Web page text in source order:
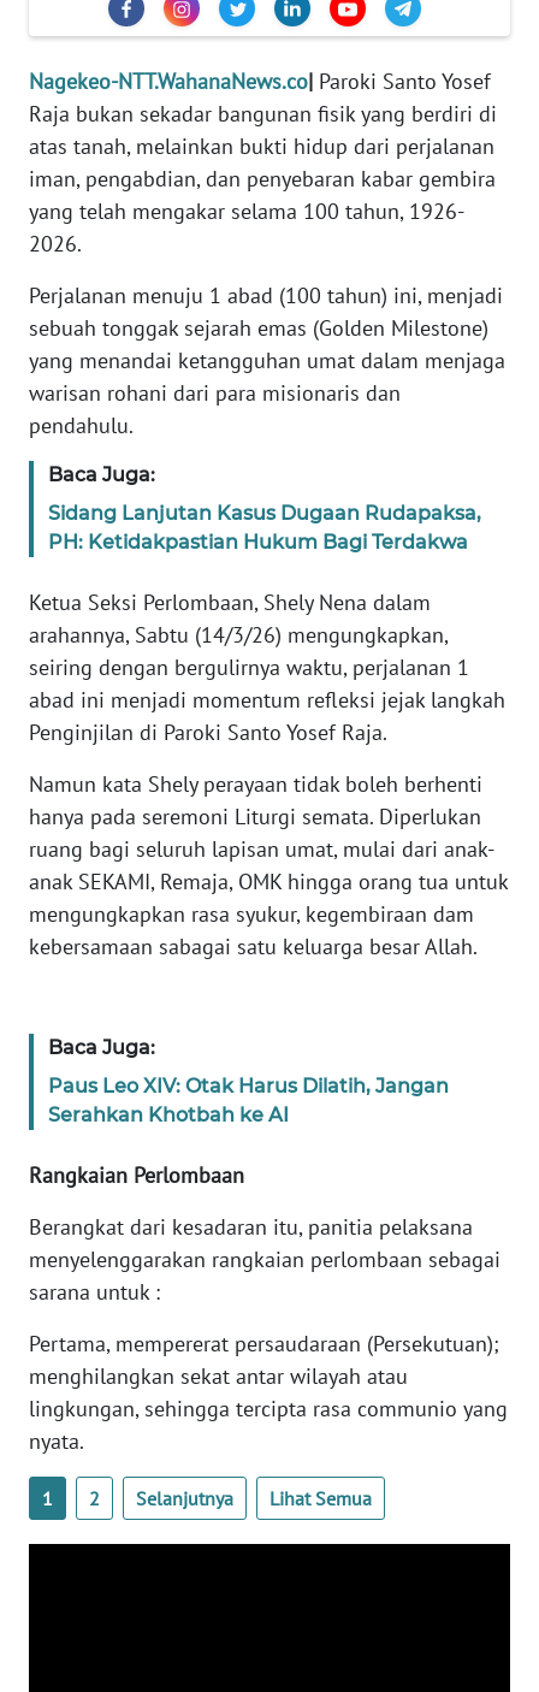
Nagekeo-NTT.WahanaNews.co| Paroki Santo Yosef
Raja bukan sekadar bangunan fisik yang berdiri di
atas tanah, melainkan bukti hidup dari perjalanan
iman, pengabdian, dan penyebaran kabar gembira
yang telah mengakar selama 100 tahun, 1926-
2026.
Perjalanan menuju 1 abad (100 tahun) ini, menjadi
sebuah tonggak sejarah emas (Golden Milestone)
yang menandai ketangguhan umat dalam menjaga
warisan rohani dari para misionaris dan
pendahulu.
Baca Juga:
Sidang Lanjutan Kasus Dugaan Rudapaksa,
PH: Ketidakpastian Hukum Bagi Terdakwa
Ketua Seksi Perlombaan, Shely Nena dalam
arahannya, Sabtu (14/3/26) mengungkapkan,
seiring dengan bergulirnya waktu, perjalanan 1
abad ini menjadi momentum refleksi jejak langkah
Penginjilan di Paroki Santo Yosef Raja.
Namun kata Shely perayaan tidak boleh berhenti
hanya pada seremoni Liturgi semata. Diperlukan
ruang bagi seluruh lapisan umat, mulai dari anak-
anak SEKAMI, Remaja, OMK hingga orang tua untuk
mengungkapkan rasa syukur, kegembiraan dam
kebersamaan sabagai satu keluarga besar Allah.
Baca Juga:
Paus Leo XIV: Otak Harus Dilatih, Jangan
Serahkan Khotbah ke AI
Rangkaian Perlombaan
Berangkat dari kesadaran itu, panitia pelaksana
menyelenggarakan rangkaian perlombaan sebagai
sarana untuk :
Pertama, mempererat persaudaraan (Persekutuan);
menghilangkan sekat antar wilayah atau
lingkungan, sehingga tercipta rasa communio yang
nyata.
1 2 Selanjutnya Lihat Semua
PEDOMAN
MEDIA
SIBER
REDAKSI
KARIR
DISCLAIMER
Wahana
News
Regional
SUMUT
JAKARTA
WN
JABAR
BANTEN
WN
NTT
PAPUA
WN
BARAT
WN
RIAU
SERAMBI
WN
JAMBI
SULTRA